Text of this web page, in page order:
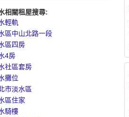
相關租屋搜尋:
輕軌
區中山北路一段
區四房
4房
社區套房
攤位
市淡水區
區住家
騎樓